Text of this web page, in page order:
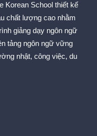
Korean School thiết kế
chất lượng cao nhằm
giảng dạy ngôn ngữ
tảng ngôn ngữ vững
nhật, công việc, du